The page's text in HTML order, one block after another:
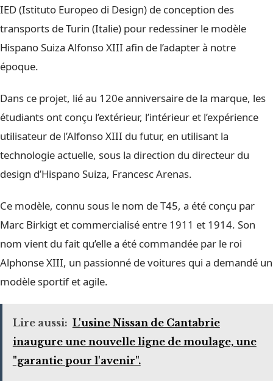
IED (Istituto Europeo di Design) de conception des
transports de Turin (Italie) pour redessiner le modèle
Hispano Suiza Alfonso XIII afin de l’adapter à notre
époque.
Dans ce projet, lié au 120e anniversaire de la marque, les
étudiants ont conçu l’extérieur, l’intérieur et l’expérience
utilisateur de l’Alfonso XIII du futur, en utilisant la
technologie actuelle, sous la direction du directeur du
design d’Hispano Suiza, Francesc Arenas.
Ce modèle, connu sous le nom de T45, a été conçu par
Marc Birkigt et commercialisé entre 1911 et 1914. Son
nom vient du fait qu’elle a été commandée par le roi
Alphonse XIII, un passionné de voitures qui a demandé un
modèle sportif et agile.
Lire aussi: L'usine Nissan de Cantabrie
inaugure une nouvelle ligne de moulage, une
"garantie pour l'avenir".